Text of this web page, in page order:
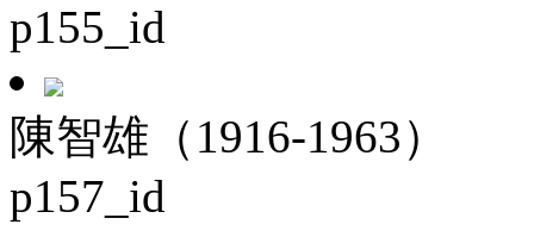
p155_id
陳智雄（1916-1963）
p157_id